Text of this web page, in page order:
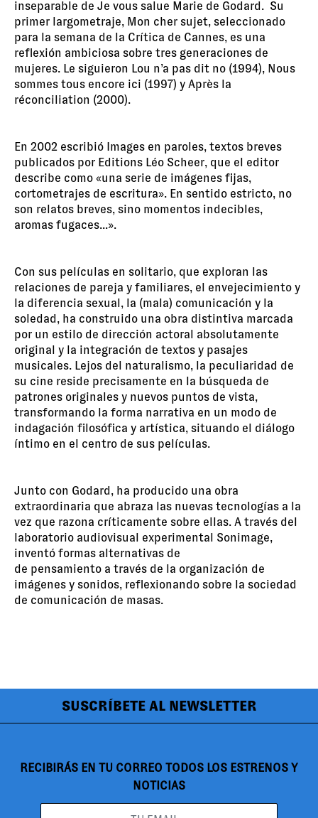
inseparable de Je vous salue Marie de Godard. Su
primer largometraje, Mon cher sujet, seleccionado
para la semana de la Crítica de Cannes, es una
reflexión ambiciosa sobre tres generaciones de
mujeres. Le siguieron Lou n’a pas dit no (1994), Nous
sommes tous encore ici (1997) y Après la
réconciliation (2000).
En 2002 escribió Images en paroles, textos breves
publicados por Editions Léo Scheer, que el editor
describe como «una serie de imágenes fijas,
cortometrajes de escritura». En sentido estricto, no
son relatos breves, sino momentos indecibles,
aromas fugaces...».
Con sus películas en solitario, que exploran las
relaciones de pareja y familiares, el envejecimiento y
la diferencia sexual, la (mala) comunicación y la
soledad, ha construido una obra distintiva marcada
por un estilo de dirección actoral absolutamente
original y la integración de textos y pasajes
musicales. Lejos del naturalismo, la peculiaridad de
su cine reside precisamente en la búsqueda de
patrones originales y nuevos puntos de vista,
transformando la forma narrativa en un modo de
indagación filosófica y artística, situando el diálogo
íntimo en el centro de sus películas.
Junto con Godard, ha producido una obra
extraordinaria que abraza las nuevas tecnologías a la
vez que razona críticamente sobre ellas. A través del
laboratorio audiovisual experimental Sonimage,
inventó formas alternativas de
de pensamiento a través de la organización de
imágenes y sonidos, reflexionando sobre la sociedad
de comunicación de masas.
SUSCRÍBETE AL NEWSLETTER
RECIBIRÁS EN TU CORREO TODOS LOS ESTRENOS Y
NOTICIAS